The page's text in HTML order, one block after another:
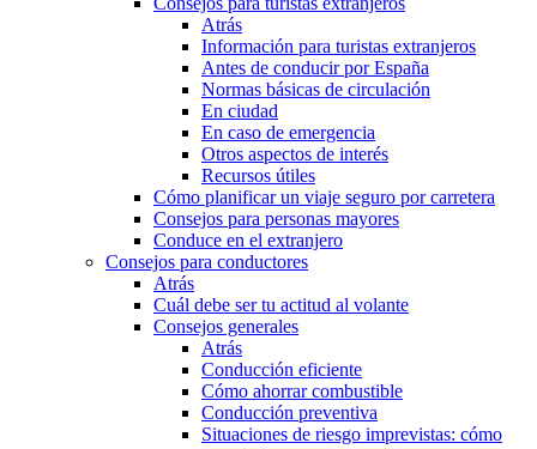
Atrás
Información para turistas extranjeros
Antes de conducir por España
Normas básicas de circulación
En ciudad
En caso de emergencia
Otros aspectos de interés
Recursos útiles
Cómo planificar un viaje seguro por carretera
Consejos para personas mayores
Conduce en el extranjero
Consejos para conductores
Atrás
Cuál debe ser tu actitud al volante
Consejos generales
Atrás
Conducción eficiente
Cómo ahorrar combustible
Conducción preventiva
Situaciones de riesgo imprevistas: cómo